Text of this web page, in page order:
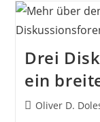
Papers
Drei
ein
Beitrags-
Oliver D.